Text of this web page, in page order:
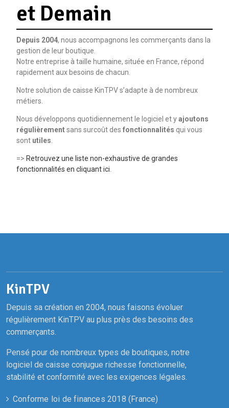
et Demain
Depuis 2004, nous accompagnons les commerçants dans la
gestion de leur boutique.
Notre entreprise à taille humaine, située en France, répond
rapidement aux besoins de chacun.
Notre solution de caisse KinTPV s’adapte à de nombreux
métiers.
Nous développons quotidiennement le logiciel et yajoutons
régulièrementsans surcoût des fonctionnalités qui vous
sont utiles.
=> Retrouvez une liste non-exhaustive de grandes
fonctionnalités en cliquant ici.
KinTPV
Depuis sa création en 2004, nous faisons évoluer
régulièrement KinTPV au plus près des besoins des
commerçants.
Pensé pour de nombreux types de boutiques, notre
logiciel de caisse conjugue richesse fonctionnelle,
stabilité et conformité avec les exigences légales.
Conforme loi de finances 2018 (France)